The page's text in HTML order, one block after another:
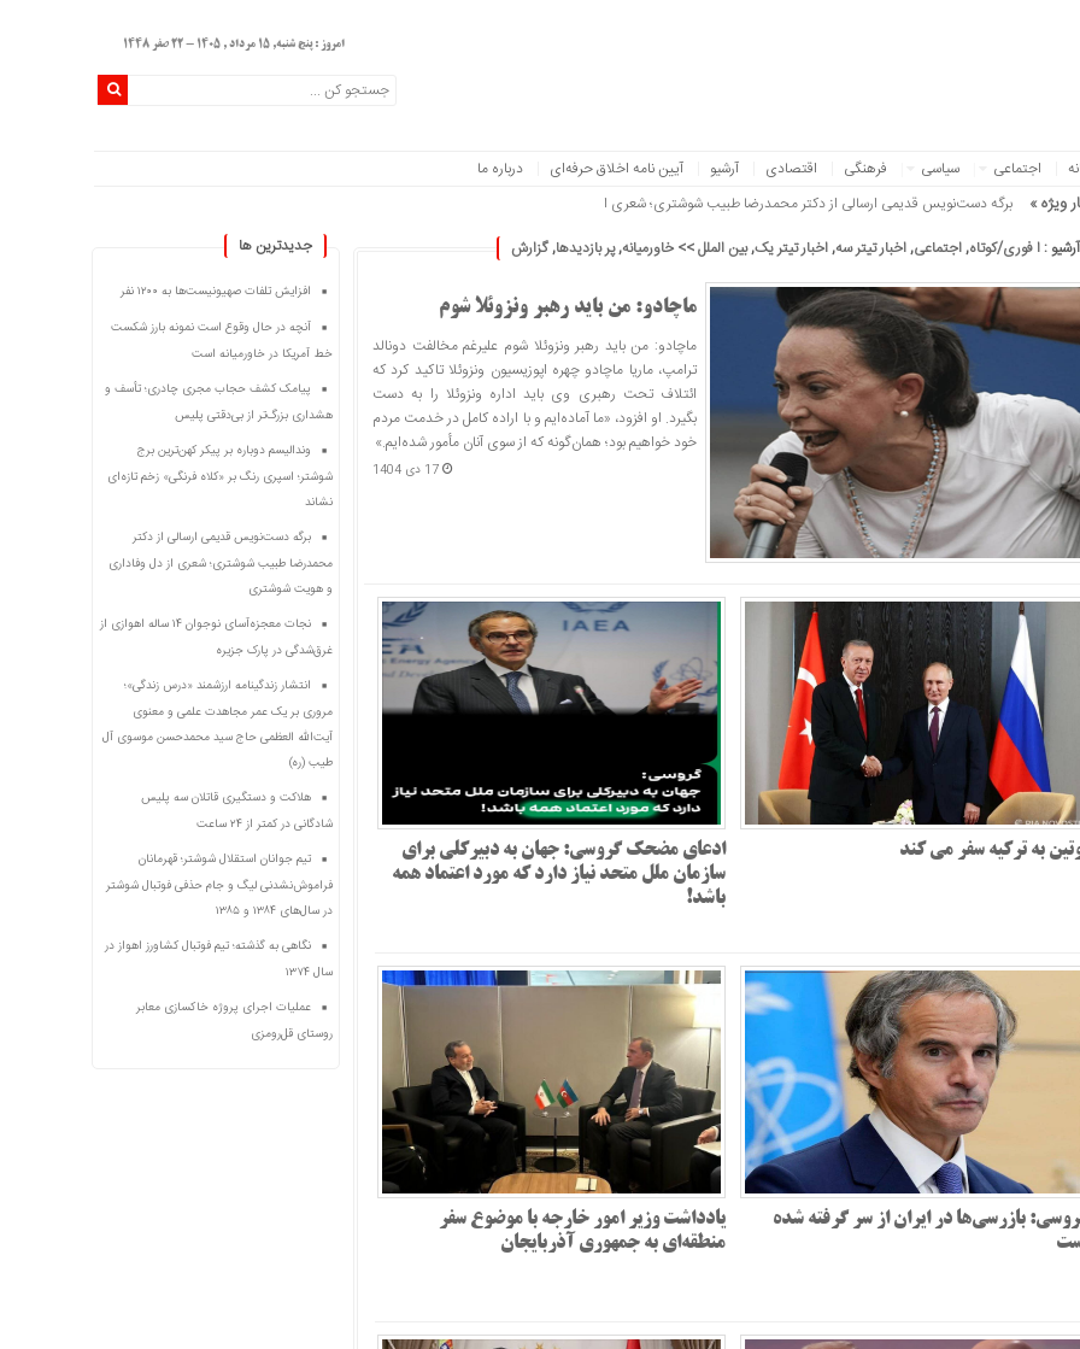
امروز : پنج شنبه, ۱۵ مرداد , ۱۴۰۵ - 22 صفر 1448
اجتماعی سیاسی فرهنگی اقتصادی آرشیو آیین نامه اخلاق حرفه‌ای درباره ما
ویژه »
برگه دست‌نویس قدیمی ارسالی از دکتر محمدرضا طبیب شوشتری؛ شعری از دل وفاداری و هویت شوشت
آرشیو :ا فوری/کوتاه,اجتماعی,اخبار تیتر سه,اخبار تیتر یک,بین الملل >> خاورمیانه,پر بازدیدها,گزارش
ماچادو: من باید رهبر ونزوئلا شوم
ماچادو: من باید رهبر ونزوئلا شوم علیرغم مخالفت دونالد
ترامپ، ماریا ماچادو چهره اپوزیسیون ونزوئلا تاکید کرد که
ائتلاف تحت رهبری وی باید اداره ونزوئلا را به دست
بگیرد. او افزود، «ما آماده‌ایم و با اراده کامل در خدمت مردم
خود خواهیم بود؛ همان‌گونه که از سوی آنان مأمور شده‌ایم.»
17 دی 1404
به ترکیه سفر می کند
ادعای مضحک گروسی: جهان به دبیرکلی برای
سازمان ملل متحد نیاز دارد که مورد اعتماد همه
باشد!
بازرسی‌ها در ایران از سر گرفته شده
یادداشت وزیر امور خارجه با موضوع سفر
منطقه‌ای به جمهوری آذربایجان
جديدترين ها
افزایش تلفات صهیونیست‌ها به ۱۲۰۰ نفر
آنچه در حال وقوع است نمونه بارز شکست
خط آمریکا در خاورمیانه است
پیامک کشف حجاب مجری چادری؛ تأسف و
هشداری بزرگ‌تر از بی‌دقتی پلیس
وندالیسم دوباره بر پیکر کهن‌ترین برج
شوشتر؛ اسپری رنگ بر «کلاه فرنگی» زخم تازه‌ای
نشاند
برگه دست‌نویس قدیمی ارسالی از دکتر
محمدرضا طبیب شوشتری؛ شعری از دل وفاداری
و هویت شوشتری
نجات معجزه‌آسای نوجوان ۱۴ ساله اهوازی از
غرق‌شدگی در پارک جزیره
انتشار زندگینامه ارزشمند «درس زندگی»؛
مروری بر یک عمر مجاهدت علمی و معنوی
آیت‌الله العظمی حاج سید محمدحسن موسوی آل
طیب (ره)
هلاکت و دستگیری قاتلان سه پلیس
شادگانی در کمتر از ۲۴ ساعت
تیم جوانان استقلال شوشتر؛ قهرمانان
فراموش‌نشدنی لیگ و جام حذفی فوتبال شوشتر
در سال‌های ۱۳۸۴ و ۱۳۸۵
نگاهی به گذشته؛ تیم فوتبال کشاورز اهواز در
سال ۱۳۷۴
عملیات اجرای پروژه خاکسازی معابر
روستای قل‌رومزی